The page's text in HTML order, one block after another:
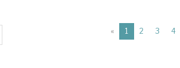
« 1 (current)
2 3 4